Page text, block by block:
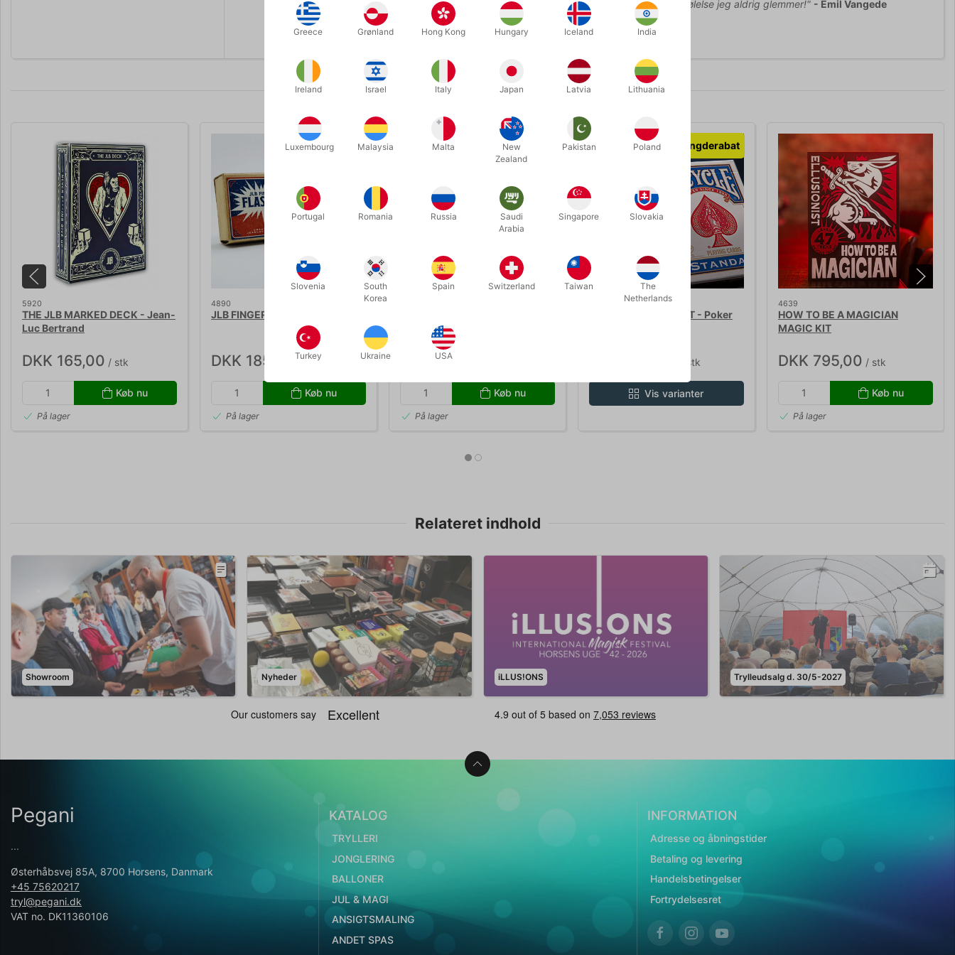
sjoveste ud af dine shows. Den følelse jeg havde første gang jeg brugte dette trick, er en følelse jeg aldrig glemmer!" - Emil Vangede
Krogsgaard
Relaterede produkter
5920
THE JLB MARKED DECK - Jean-
Luc Bertrand
DKK 165,00 / stk
Køb nu
På lager
4890
JLB FINGER FLASHER
DKK 185,00 / stk
Køb nu
På lager
& Robert Gray
DKK 165,00
Køb nu
På lager
Mængderabat
BICYCLE SPILLEKORT - Poker
/ stk
Vis varianter
4639
HOW TO BE A MAGICIAN
MAGIC KIT
DKK 795,00 / stk
Køb nu
På lager
Relateret indhold
Showroom Nyheder iLLUS!ONS Trylleudsalg d. 30/5-2027
Pegani
...
Østerhåbsvej 85A, 8700 Horsens, Danmark
+45 75620217
tryl@pegani.dk
VAT no. DK11360106
KATALOG
TRYLLERI
JONGLERING
BALLONER
JUL & MAGI
ANSIGTSMALING
ANDET SPAS
INFORMATION
Adresse og åbningstider
Betaling og levering
Handelsbetingelser
Fortrydelsesret
Greece Grønland Hong Kong Hungary Iceland India
Ireland Israel Italy Japan Latvia Lithuania
Luxembourg Malaysia Malta
New
Zealand
Pakistan Poland
Portugal Romania Russia
Saudi
Arabia
Singapore Slovakia
Slovenia
South
Korea
Spain Switzerland Taiwan
The
Netherlands
Turkey Ukraine USA